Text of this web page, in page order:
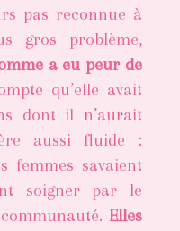
pas reconnue à
gros problème,
a eu peur de
qu’elle avait
dont il n’aurait
aussi fluide :
femmes savaient
soigner par le
Elles